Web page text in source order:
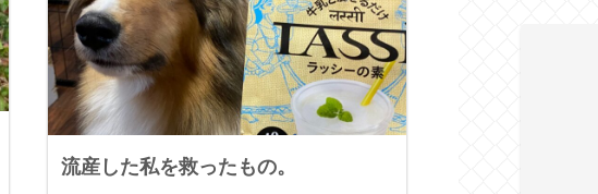
流産した私を救ったもの。